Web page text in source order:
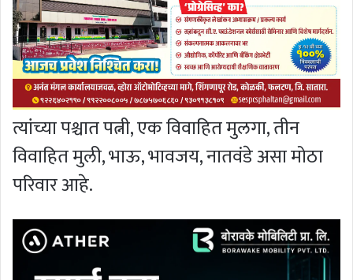
त्यांच्या पश्चात पत्नी, एक विवाहित मुलगा, तीन
विवाहित मुली, भाऊ, भावजय, नातवंडे असा मोठा
परिवार आहे.